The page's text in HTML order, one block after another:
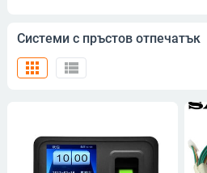
Системи с пръстов отпечатък
view_list
apps